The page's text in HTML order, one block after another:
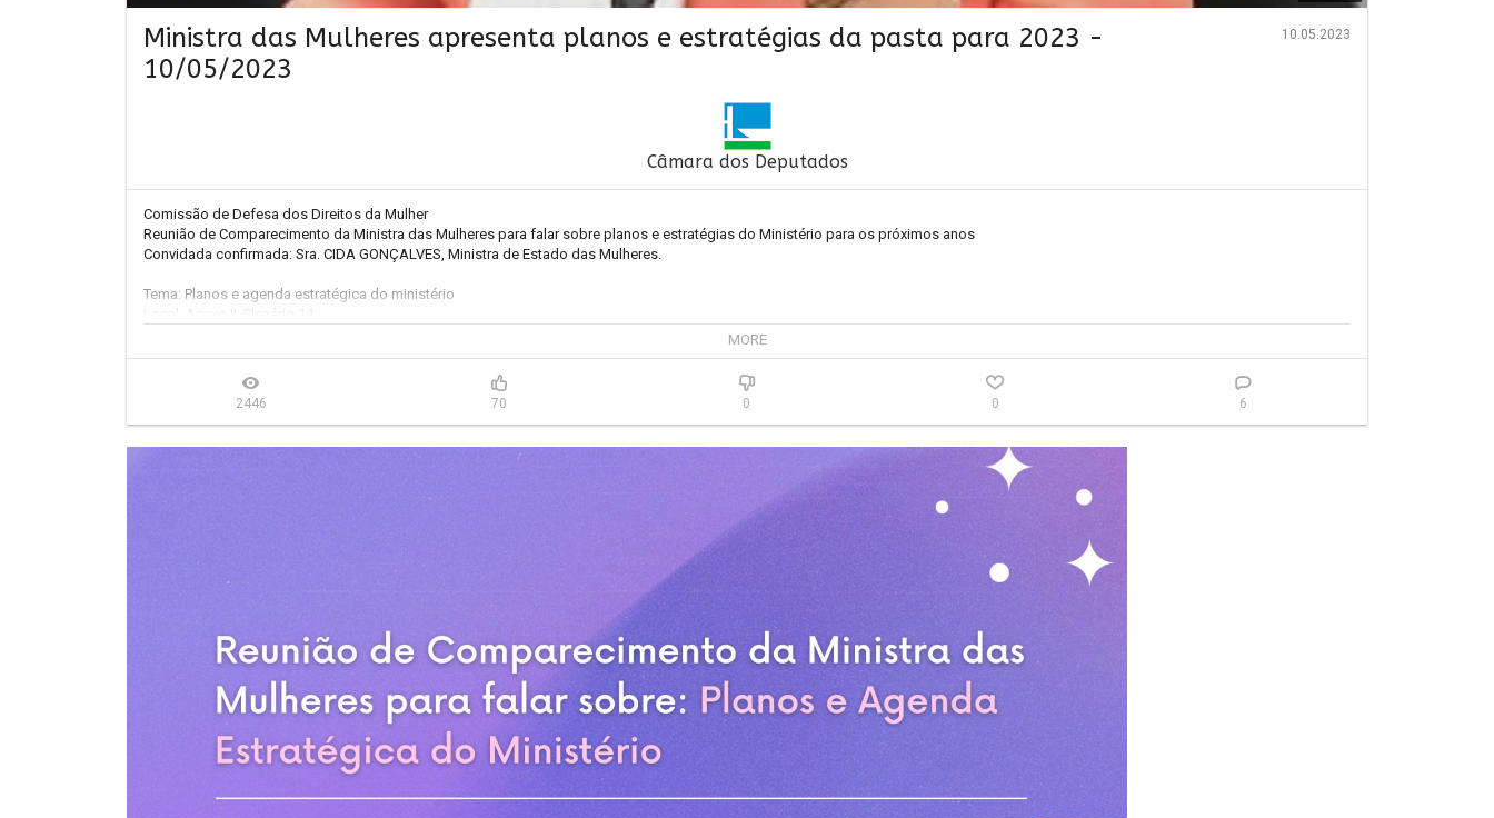
10.05.2023
Ministra das Mulheres apresenta planos e estratégias da pasta para 2023 -
10/05/2023
Câmara dos Deputados
Comissão de Defesa dos Direitos da Mulher
Reunião de Comparecimento da Ministra das Mulheres para falar sobre planos e estratégias do Ministério para os próximos anos
Convidada confirmada: Sra. CIDA GONÇALVES, Ministra de Estado das Mulheres.
Tema: Planos e agenda estratégica do ministério
Local: Anexo II, Plenário 14
Informações: Reunião de Comparecimento da Ministra das Mulheres para falar sobre planos e estratégias do Ministério para os próximos anos
Convidada confirmada:
Requerimento nº 2/23, de autoria da deputada Laura Carneiro, subscrito pelas deputadas Sâmia Bomfim e Ana Pimentel.
Requerimento nº 5/23, de autoria da deputada Chris Tonietto , subscrito pelas deputadas Clarissa Tércio e Julia Zanatta.
#cidagonçalves #ministradasmulheres #mulher
MORE
2446 70 0 0 6